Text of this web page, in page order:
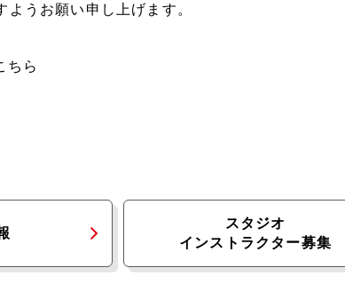
うお願い申し上げます。
ちら
スタジオ
インストラクター募集